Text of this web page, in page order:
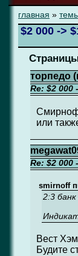
главная »
$2 000 ->
торпедо
Re: $2 000
Смирноф
или
Re: $2 000
smirnoff
2:3 банк
Вест
Будите